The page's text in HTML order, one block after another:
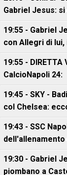
Gabriel Jesus:
19:55 - Gabriel
con Allegri di lui,
19:55 -
CalcioNapoli 24:
19:45 - SKY -
col Chelsea:
19:43 - SSC
dell'allenamento
19:30 - Gabriel
piombano a